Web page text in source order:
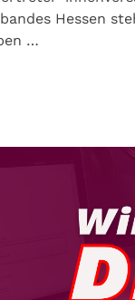
Hessen
…